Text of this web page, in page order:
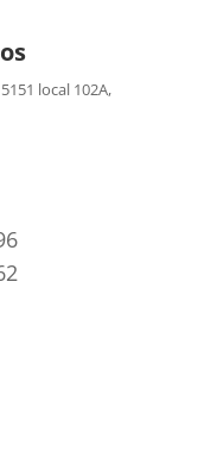
local 102A,